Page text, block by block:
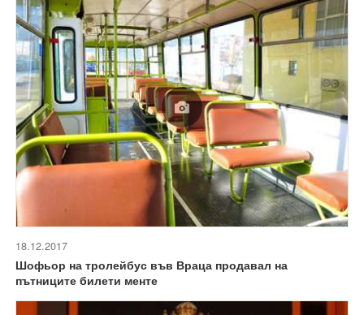
18.12.2017
Шофьор на тролейбус във Враца продавал на
пътниците билети менте